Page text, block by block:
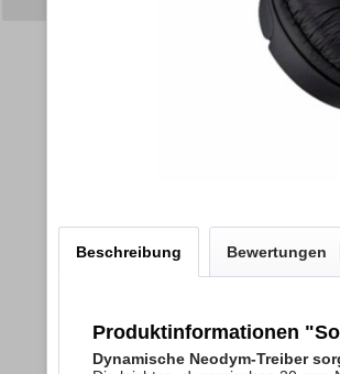
Beschreibung Bewertungen
Produktinformationen
Dynamische Neodym-Treiber